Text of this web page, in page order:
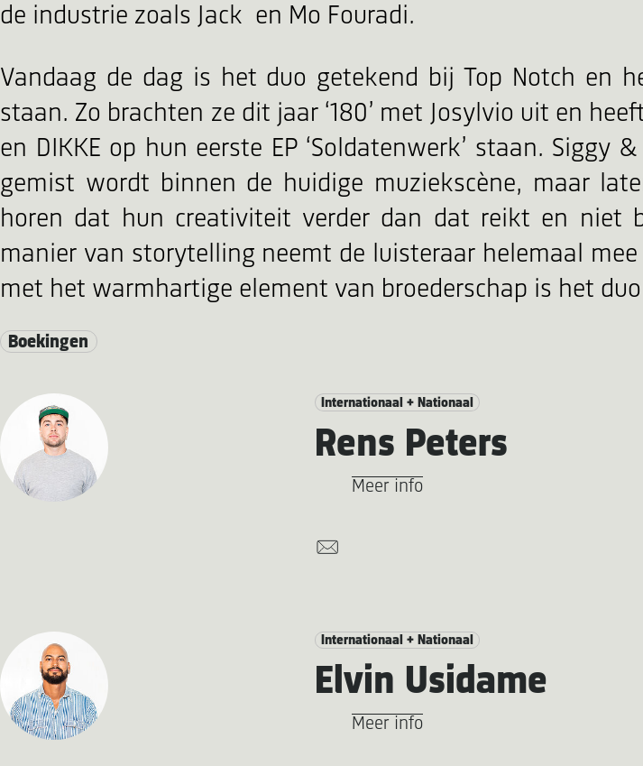
de industrie zoals Jack en Mo Fouradi.
Vandaag de dag is het duo getekend bij Top Notch en
staan. Zo brachten ze dit jaar ‘180’ met Josylvio uit en
en DIKKE op hun eerste EP ‘Soldatenwerk’ staan. Siggy
gemist wordt binnen de huidige muziekscène, maar
horen dat hun creativiteit verder dan dat reikt en niet
manier van storytelling neemt de luisteraar helemaal
met het warmhartige element van broederschap is het
Boekingen
Internationaal + Nationaal
Rens Peters
Meer info
Internationaal + Nationaal
Elvin Usidame
Meer info